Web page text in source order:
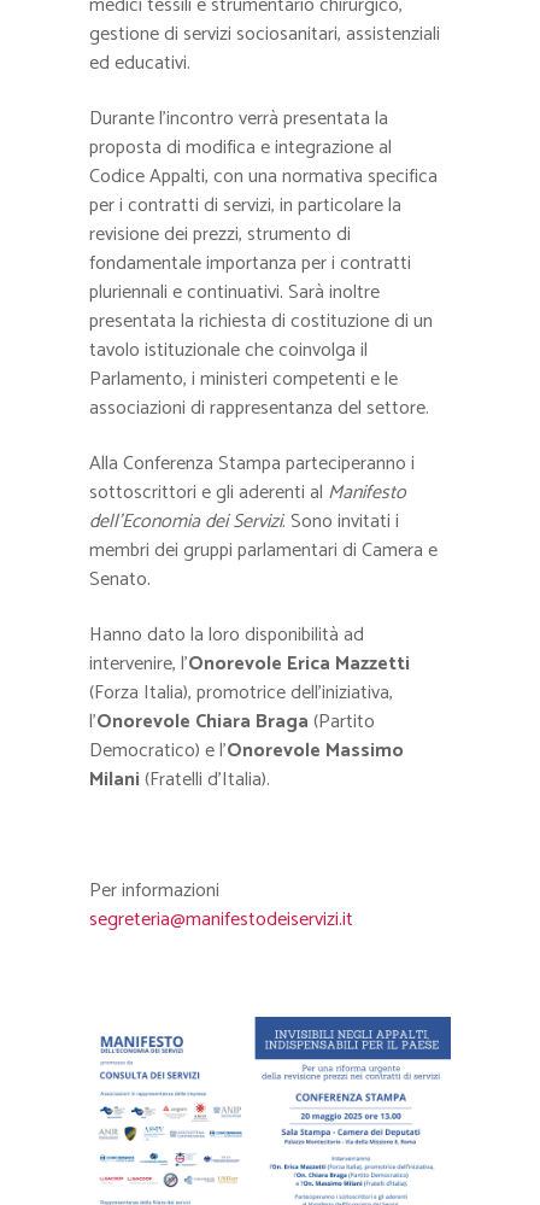
gestione di servizi sociosanitari, assistenziali
ed educativi.
Durante l’incontro verrà presentata la
proposta di modifica e integrazione al
Codice Appalti, con una normativa specifica
per i contratti di servizi, in particolare la
revisione dei prezzi, strumento di
fondamentale importanza per i contratti
pluriennali e continuativi. Sarà inoltre
presentata la richiesta di costituzione di un
tavolo istituzionale che coinvolga il
Parlamento, i ministeri competenti e le
associazioni di rappresentanza del settore.
Alla Conferenza Stampa parteciperanno i
sottoscrittori e gli aderenti al Manifesto
dell’Economia dei Servizi. Sono invitati i
membri dei gruppi parlamentari di Camera e
Senato.
Hanno dato la loro disponibilità ad
intervenire, l’Onorevole Erica Mazzetti
(Forza Italia), promotrice dell’iniziativa,
l’Onorevole Chiara Braga(Partito
Democratico) e l’Onorevole Massimo
Milani(Fratelli d’Italia).
Per informazioni
segreteria@manifestodeiservizi.it